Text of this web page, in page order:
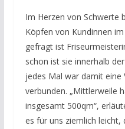
Im Herzen von Schwerte
Köpfen von Kundinnen
gefragt ist
schon ist sie innerhalb
jedes Mal war damit eine
verbunden. „Mittlerweile
insgesamt 500qm“,
es für uns ziemlich leicht,